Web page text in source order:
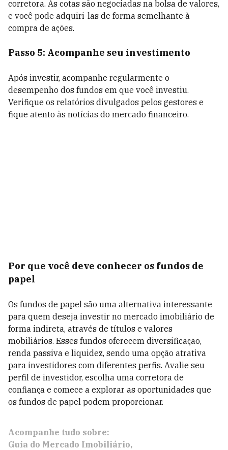
corretora. As cotas são negociadas na bolsa de valores,
e você pode adquiri-las de forma semelhante à
compra de ações.
Passo 5: Acompanhe seu investimento
Após investir, acompanhe regularmente o
desempenho dos fundos em que você investiu.
Verifique os relatórios divulgados pelos gestores e
fique atento às notícias do mercado financeiro.
Por que você deve conhecer os fundos de
papel
Os fundos de papel são uma alternativa interessante
para quem deseja investir no mercado imobiliário de
forma indireta, através de títulos e valores
mobiliários. Esses fundos oferecem diversificação,
renda passiva e liquidez, sendo uma opção atrativa
para investidores com diferentes perfis. Avalie seu
perfil de investidor, escolha uma corretora de
confiança e comece a explorar as oportunidades que
os fundos de papel podem proporcionar.
Acompanhe tudo sobre:
Guia do Mercado Imobiliário